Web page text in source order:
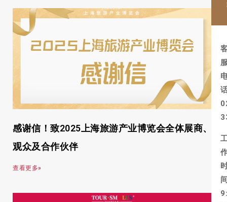
感谢信！致2025上海旅游产业博览会全体展商、
观众及合作伙伴
查看更多»